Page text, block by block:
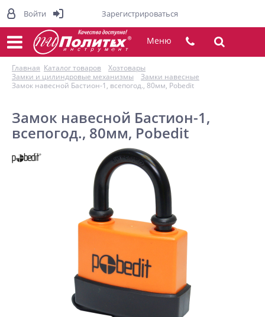
Меню
Главная Каталог товаров
Хозтовары
Замки и цилиндровые механизмы
Замки навесные
Замок навесной Бастион-1, всепогод., 80мм, Pobedit
Замок навесной Бастион-1,
всепогод., 80мм, Pobedit
Войти Зарегистрироваться